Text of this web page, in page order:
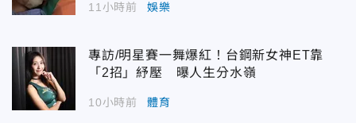
11小時前 娛樂
專訪/明星賽一舞爆紅！台鋼新女神ET靠
「2招」紓壓 曝人生分水嶺
10小時前 體育